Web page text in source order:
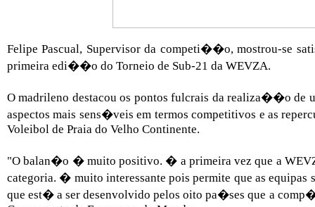
Felipe Pascual, Supervisor da competi��o, mostrou-se
primeira edi��o do Torneio de Sub-21 da WEVZA.
O madrileno destacou os pontos fulcrais da realiza��o de
aspectos mais sens�veis em termos competitivos e as
Voleibol de Praia do Velho Continente.
"O balan�o � muito positivo. � a primeira vez que a
categoria. � muito interessante pois permite que as equipas
que est� a ser desenvolvido pelos oito pa�ses que a